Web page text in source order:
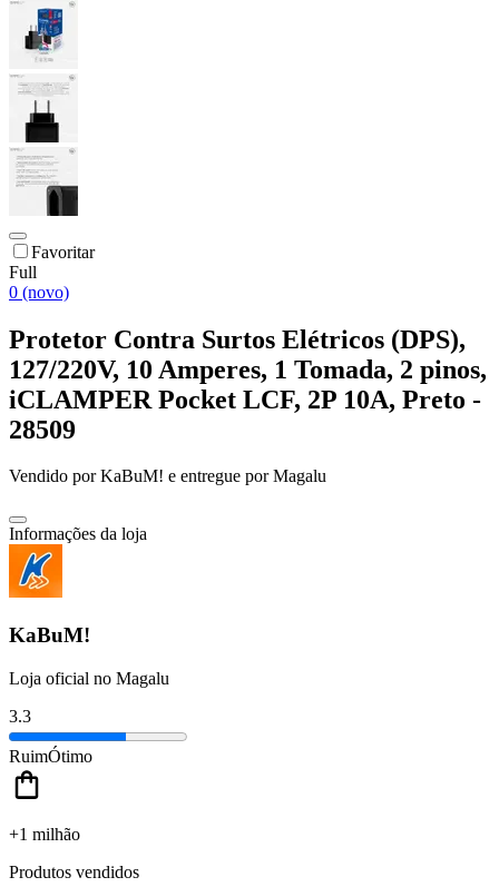
Favoritar
Full
0 (novo)
Protetor Contra Surtos Elétricos (DPS),
127/220V, 10 Amperes, 1 Tomada, 2 pinos,
iCLAMPER Pocket LCF, 2P 10A, Preto -
28509
Vendido porKaBuM! e entregue por Magalu
Informações da loja
KaBuM!
Loja oficial no Magalu
3.3
RuimÓtimo
+1 milhão
Produtos vendidos